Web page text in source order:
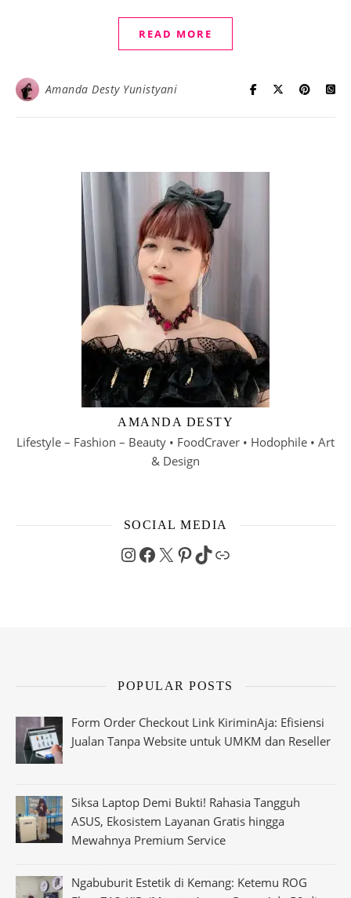
READ MORE
Amanda Desty Yunistyani
AMANDA DESTY
Lifestyle – Fashion – Beauty • FoodCraver • Hodophile • Art
& Design
SOCIAL MEDIA
Instagram
Facebook
X Pinterest
TikTok
Link
POPULAR POSTS
Form Order Checkout Link KiriminAja: Efisiensi
Jualan Tanpa Website untuk UMKM dan Reseller
Siksa Laptop Demi Bukti! Rahasia Tangguh
ASUS, Ekosistem Layanan Gratis hingga
Mewahnya Premium Service
Ngabuburit Estetik di Kemang: Ketemu ROG